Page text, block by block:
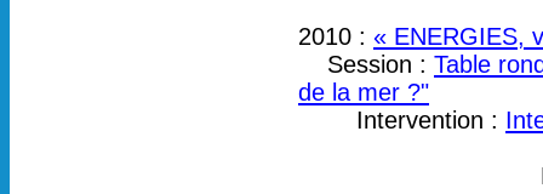
2010 : « ENERGIES,
Session : Table
de la mer ?"
Intervention :